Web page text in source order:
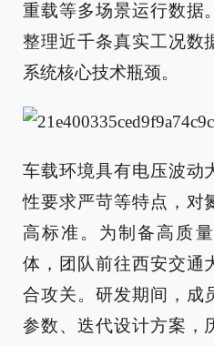
重载等多场景运行数据
整理近千条真实工况数
系统核心技术瓶颈。
车载环境具有电压波动
性要求严苛等特点，对
高标准。为制备高质
体，团队前往西安交通
合攻关。研发期间，成
参数、迭代设计方案，